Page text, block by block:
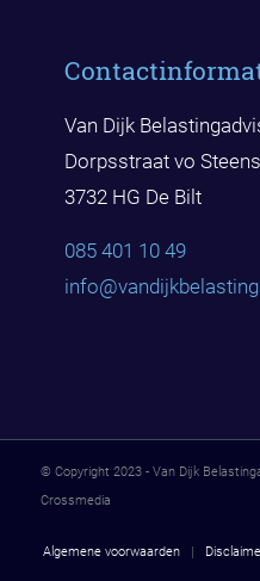
Van Dijk
Dorpsstraat vo
3732 HG De Bilt
085 401 10 49
info@vandijkbelast
© Copyright 2023 - Van Dijk
Crossmedia
Algemene voorwaarden